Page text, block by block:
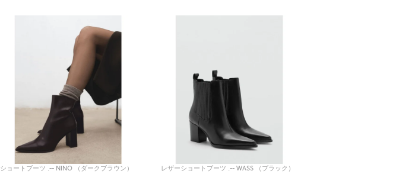
ショートブーツ .-- NINO （ダークブラウン） レザーショートブーツ .-- WASS （ブラック）